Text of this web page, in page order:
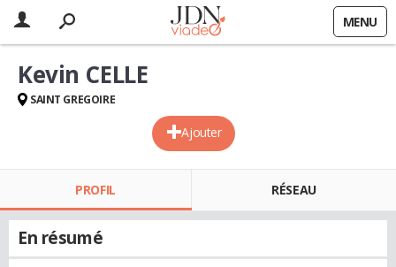
MENU
Ajouter
Kevin CELLE
SAINT GREGOIRE
PROFIL RÉSEAU
En résumé